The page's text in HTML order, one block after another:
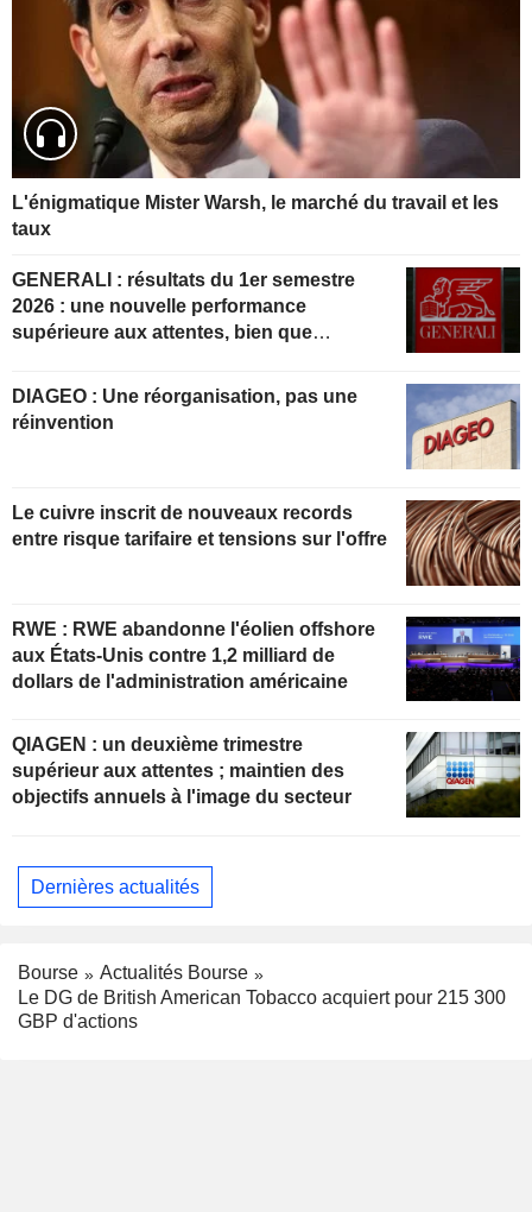
L'énigmatique Mister Warsh, le marché du travail et les
taux
GENERALI : résultats du 1er semestre
2026 : une nouvelle performance
supérieure aux attentes, bien que
DIAGEO : Une réorganisation, pas une
réinvention
Le cuivre inscrit de nouveaux records
entre risque tarifaire et tensions sur l'offre
RWE : RWE abandonne l'éolien offshore
aux États-Unis contre 1,2 milliard de
dollars de l'administration américaine
QIAGEN : un deuxième trimestre
supérieur aux attentes ; maintien des
objectifs annuels à l'image du secteur
Dernières actualités
Bourse
Actualités Bourse
Le DG de British American Tobacco acquiert pour 215 300
GBP d'actions